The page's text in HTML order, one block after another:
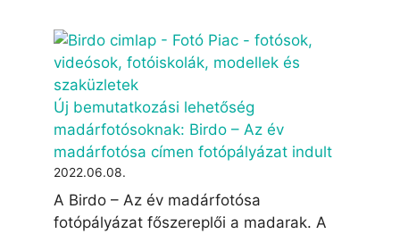
Új bemutatkozási lehetőség
madárfotósoknak: Birdo – Az év
madárfotósa címen fotópályázat indult
2022.06.08.
A Birdo – Az év madárfotósa
fotópályázat főszereplői a madarak. A